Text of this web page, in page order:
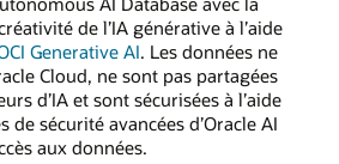
de l’IA générative à l’aide
Generative AI. Les données ne
Cloud, ne sont pas partagées
d’IA et sont sécurisées à l’aide
de sécurité avancées d’Oracle AI
aux données.